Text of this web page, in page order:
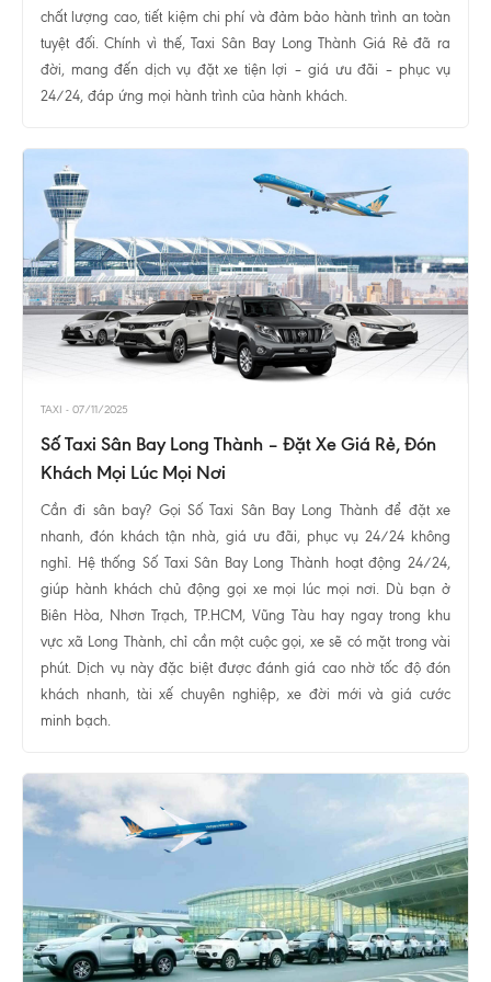
chất lượng cao, tiết kiệm chi phí và đảm bảo hành trình an toàn
tuyệt đối. Chính vì thế, Taxi Sân Bay Long Thành Giá Rẻ đã ra
đời, mang đến dịch vụ đặt xe tiện lợi – giá ưu đãi – phục vụ
24/24, đáp ứng mọi hành trình của hành khách.
TAXI - 07/11/2025
Số Taxi Sân Bay Long Thành – Đặt Xe Giá Rẻ, Đón
Khách Mọi Lúc Mọi Nơi
Cần đi sân bay? Gọi Số Taxi Sân Bay Long Thành để đặt xe
nhanh, đón khách tận nhà, giá ưu đãi, phục vụ 24/24 không
nghỉ. Hệ thống Số Taxi Sân Bay Long Thành hoạt động 24/24,
giúp hành khách chủ động gọi xe mọi lúc mọi nơi. Dù bạn ở
Biên Hòa, Nhơn Trạch, TP.HCM, Vũng Tàu hay ngay trong khu
vực xã Long Thành, chỉ cần một cuộc gọi, xe sẽ có mặt trong vài
phút. Dịch vụ này đặc biệt được đánh giá cao nhờ tốc độ đón
khách nhanh, tài xế chuyên nghiệp, xe đời mới và giá cước
minh bạch.